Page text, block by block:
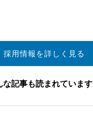
採用情報を詳しく見る
な記事も読まれています